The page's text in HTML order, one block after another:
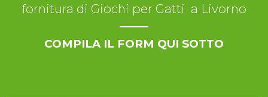
fornitura di Giochi per Gatti a Livorno
COMPILA IL FORM QUI SOTTO